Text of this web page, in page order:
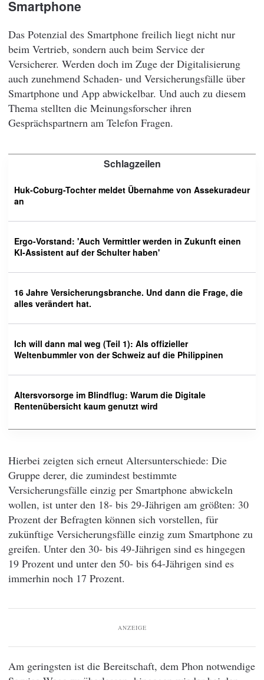
Smartphone
Das Potenzial des Smartphone freilich liegt nicht nur
beim Vertrieb, sondern auch beim Service der
Versicherer. Werden doch im Zuge der Digitalisierung
auch zunehmend Schaden- und Versicherungsfälle über
Smartphone und App abwickelbar. Und auch zu diesem
Thema stellten die Meinungsforscher ihren
Gesprächspartnern am Telefon Fragen.
Schlagzeilen
Huk-Coburg-Tochter meldet Übernahme von Assekuradeur
an
Ergo-Vorstand: 'Auch Vermittler werden in Zukunft einen
KI-Assistent auf der Schulter haben'
16 Jahre Versicherungsbranche. Und dann die Frage, die
alles verändert hat.
Ich will dann mal weg (Teil 1): Als offizieller
Weltenbummler von der Schweiz auf die Philippinen
Altersvorsorge im Blindflug: Warum die Digitale
Rentenübersicht kaum genutzt wird
Hierbei zeigten sich erneut Altersunterschiede: Die
Gruppe derer, die zumindest bestimmte
Versicherungsfälle einzig per Smartphone abwickeln
wollen, ist unter den 18- bis 29-Jährigen am größten: 30
Prozent der Befragten können sich vorstellen, für
zukünftige Versicherungsfälle einzig zum Smartphone zu
greifen. Unter den 30- bis 49-Jährigen sind es hingegen
19 Prozent und unter den 50- bis 64-Jährigen sind es
immerhin noch 17 Prozent.
ANZEIGE
Am geringsten ist die Bereitschaft, dem Phon notwendige